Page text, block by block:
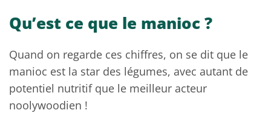
Qu’est ce que le manioc ?
Quand on regarde ces chiffres, on se dit que le
manioc est la star des légumes, avec autant de
potentiel nutritif que le meilleur acteur
noolywoodien !